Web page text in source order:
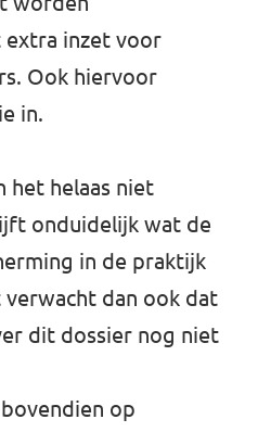
extra inzet voor
Ook hiervoor
in.
het helaas niet
onduidelijk wat de
in de praktijk
dan ook dat
dit dossier nog niet
op